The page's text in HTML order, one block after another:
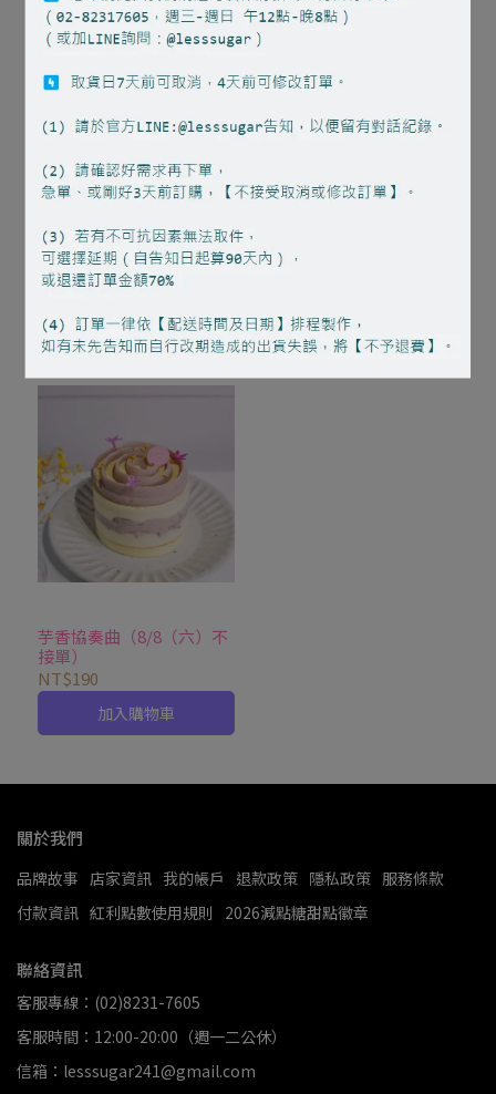
如夢似幻
加入購物車
流沙鹹蛋黃蛋糕
加入購物車
芋香協奏曲（8/8（六）不
接單）
NT$190
加入購物車
關於我們
品牌故事 店家資訊 我的帳戶 退款政策 隱私政策 服務條款
付款資訊 紅利點數使用規則 2026減點糖甜點徽章
聯絡資訊
客服專線：(02)8231-7605
客服時間：12:00-20:00（週一二公休）
信箱：lesssugar241@gmail.com